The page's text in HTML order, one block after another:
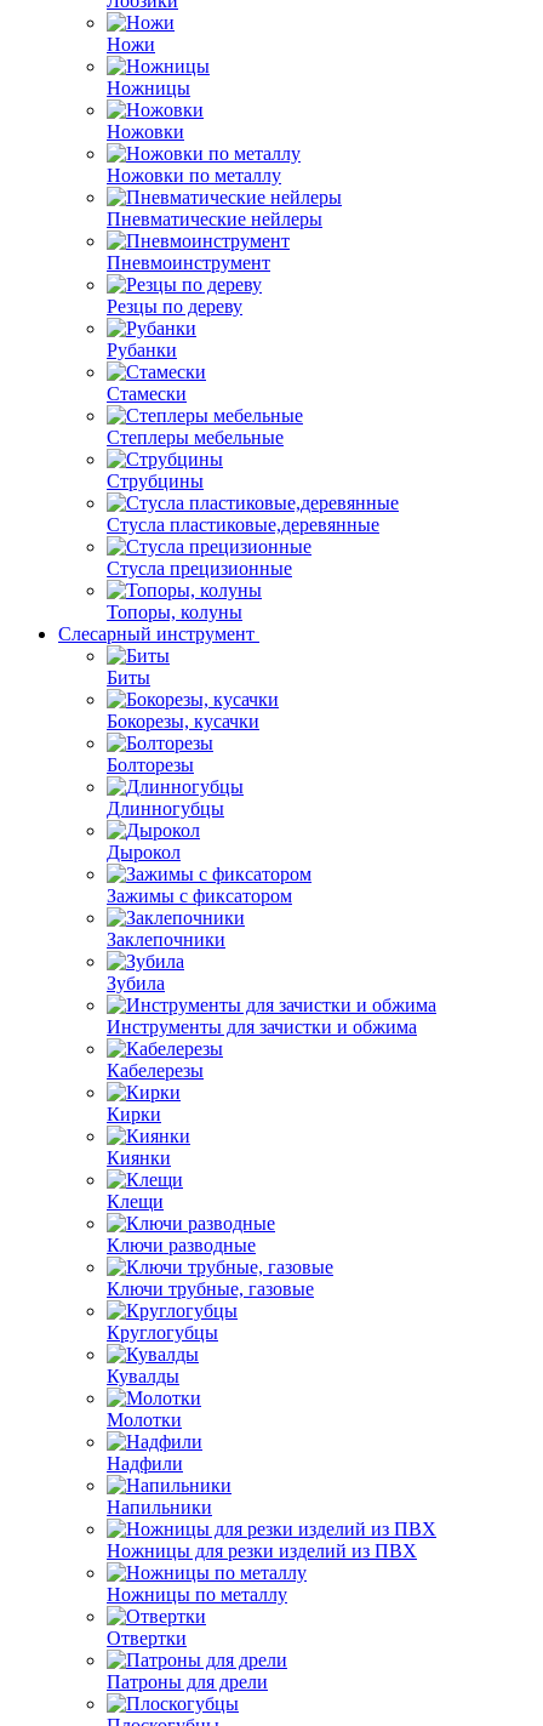
Ножи
Ножницы
Ножовки
Ножовки по металлу
Пневматические нейлеры
Пневмоинструмент
Резцы по дереву
Рубанки
Стамески
Степлеры мебельные
Струбцины
Стусла пластиковые,деревянные
Стусла прецизионные
Топоры, колуны
Слесарный инструмент
Биты
Бокорезы, кусачки
Болторезы
Длинногубцы
Дырокол
Зажимы с фиксатором
Заклепочники
Зубила
Инструменты для зачистки и обжима
Кабелерезы
Кирки
Киянки
Клещи
Ключи разводные
Ключи трубные, газовые
Круглогубцы
Кувалды
Молотки
Надфили
Напильники
Ножницы для резки изделий из ПВХ
Ножницы по металлу
Отвертки
Патроны для дрели